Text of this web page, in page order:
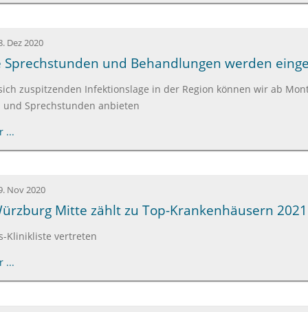
Dez 2020
und Behandlungen werden
zuspitzenden Infektionslage in der Region können wir ab
und Sprechstunden anbieten
...
Nov 2020
Mitte zählt zu Top-Krankenhäusern 2021
Klinikliste vertreten
...